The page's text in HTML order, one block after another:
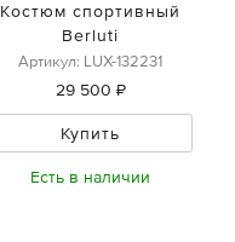
Костюм спортивный
Berluti
Артикул: LUX-132231
29 500 ₽
Купить
Есть в наличии